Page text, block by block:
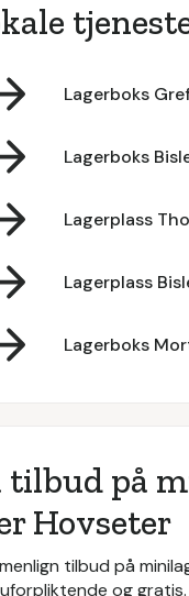
Lagerboks
Lagerboks
Lagerplass
Lagerplass
Lagerboks
tilbud på
Hovseter
tilbud på
og gratis.